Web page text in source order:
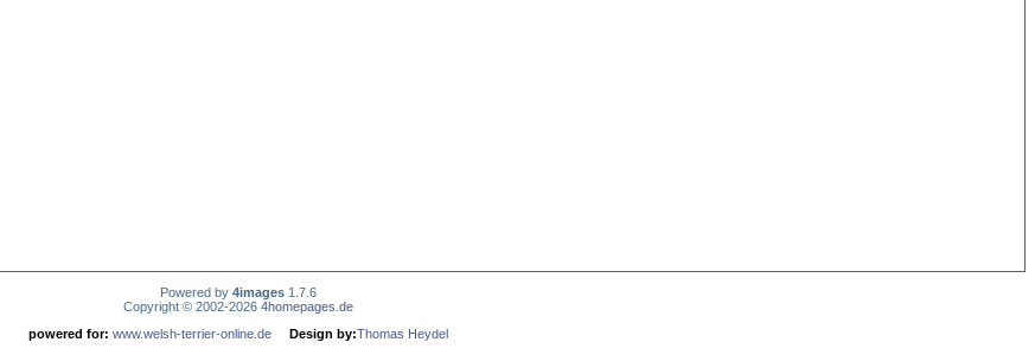
Powered by 4images 1.7.6
Copyright © 2002-2026 4homepages.de
powered for: www.welsh-terrier-online.de Design by:Thomas Heydel